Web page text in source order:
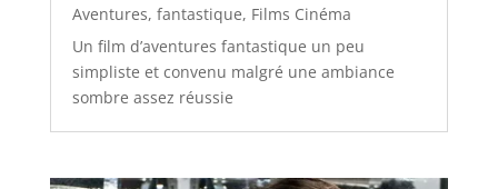
Aventures, fantastique, Films Cinéma
Un film d’aventures fantastique un peu
simpliste et convenu malgré une ambiance
sombre assez réussie